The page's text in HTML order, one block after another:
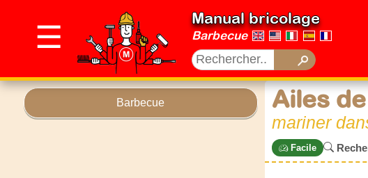
☰
Manual bricolage
Barbecue
Barbecue Ailes
mariner
Facile